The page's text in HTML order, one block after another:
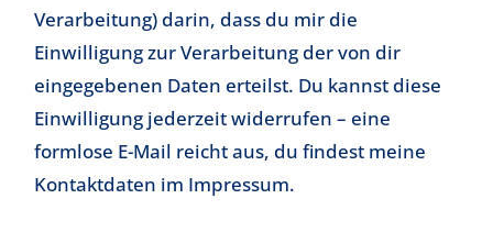
Verarbeitung) darin, dass du mir die
Einwilligung zur Verarbeitung der von dir
eingegebenen Daten erteilst. Du kannst diese
Einwilligung jederzeit widerrufen – eine
formlose E-Mail reicht aus, du findest meine
Kontaktdaten im Impressum.